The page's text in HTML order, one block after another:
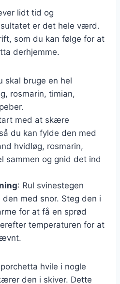
lidt tid og
er det hele værd.
som du kan følge for at
derhjemme.
skal bruge en hel
rosmarin, timian,
med at skære
du kan fylde den med
hvidløg, rosmarin,
sammen og gnid det ind
: Rul svinestegen
med snor. Steg den i
for at få en sprød
temperaturen for at
hvile i nogle
den i skiver. Dette